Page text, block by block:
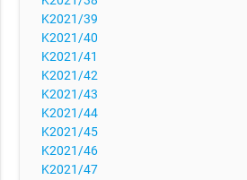
K2021/39
K2021/40
K2021/41
K2021/42
K2021/43
K2021/44
K2021/45
K2021/46
K2021/47